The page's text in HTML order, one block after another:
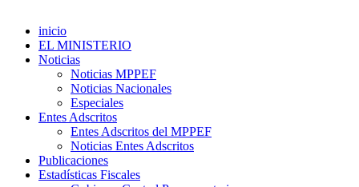
inicio
EL MINISTERIO
Noticias
Noticias MPPEF
Noticias Nacionales
Especiales
Entes Adscritos
Entes Adscritos del MPPEF
Noticias Entes Adscritos
Publicaciones
Estadísticas Fiscales